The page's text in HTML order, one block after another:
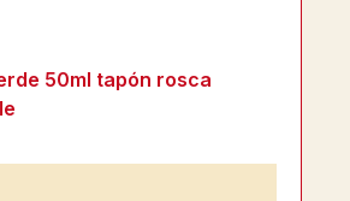
50ml tapón rosca